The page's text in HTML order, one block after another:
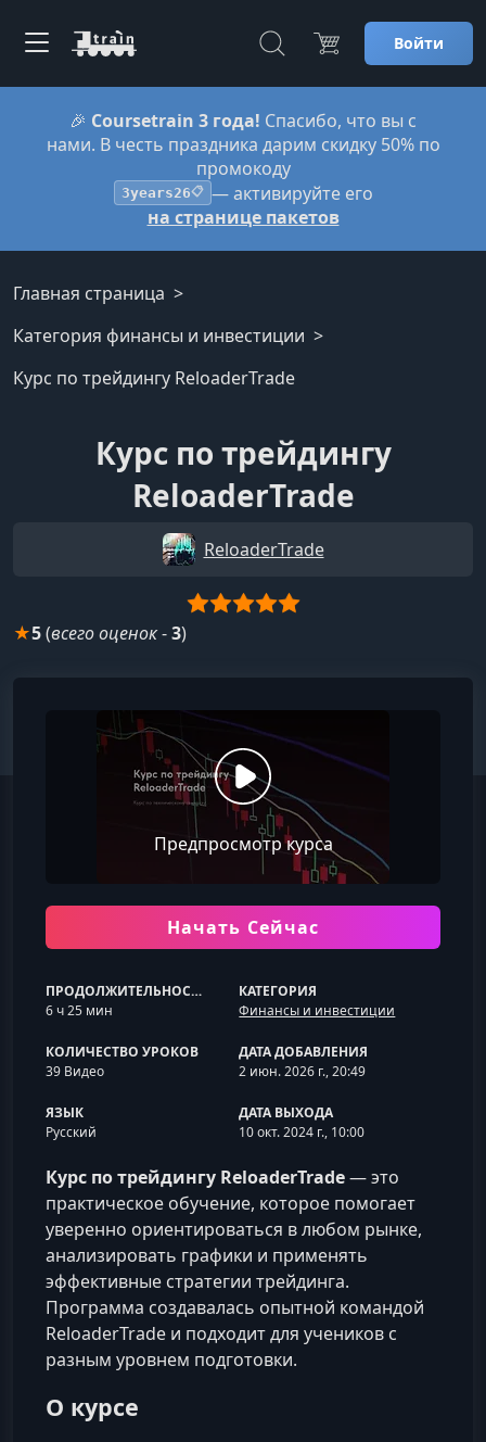
Войти
🎉 Coursetrain 3 года! Спасибо, что вы с
нами. В честь праздника дарим скидку 50% по
промокоду
3years26📋 — активируйте его
на странице пакетов
Главная страница
Категория финансы и инвестиции
Курс по трейдингу ReloaderTrade
Курс по трейдингу
ReloaderTrade
ReloaderTrade
★5(всего оценок-3)
Предпросмотр курса
Начать Сейчас
ПРОДОЛЖИТЕЛЬНОСТЬ
6 ч 25 мин
КАТЕГОРИЯ
Финансы и инвестиции
КОЛИЧЕСТВО УРОКОВ
39 Видео
ДАТА ДОБАВЛЕНИЯ
2 июн. 2026 г., 20:49
ЯЗЫК
Русский
ДАТА ВЫХОДА
10 окт. 2024 г., 10:00
Курс по трейдингу ReloaderTrade— это
практическое обучение, которое помогает
уверенно ориентироваться в любом рынке,
анализировать графики и применять
эффективные стратегии трейдинга.
Программа создавалась опытной командой
ReloaderTrade и подходит для учеников с
разным уровнем подготовки.
О курсе